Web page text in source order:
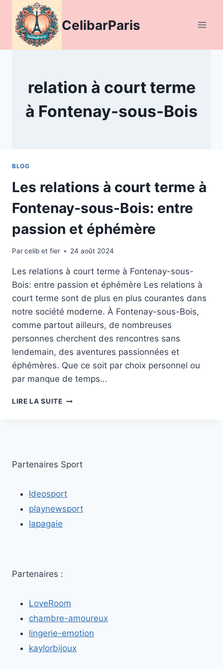
contenu
CelibarParis
relation à court terme
à Fontenay-sous-Bois
BLOG
Les relations à court terme à
Fontenay-sous-Bois: entre
passion et éphémère
Parcelib et fier 24 août 2024
Les relations à court terme à Fontenay-sous-
Bois: entre passion et éphémère Les relations à
court terme sont de plus en plus courantes dans
notre société moderne. À Fontenay-sous-Bois,
comme partout ailleurs, de nombreuses
personnes cherchent des rencontres sans
lendemain, des aventures passionnées et
éphémères. Que ce soit par choix personnel ou
par manque de temps…
LIRE LA SUITELES
FONTENAY-
SOUS-
ENTRE
ET
ÉPHÉMÈRE
Partenaires Sport
Ideosport
playnewsport
lapagaie
Partenaires :
LoveRoom
chambre-amoureux
lingerie-emotion
kaylorbijoux